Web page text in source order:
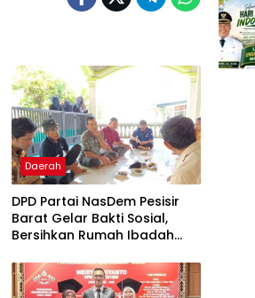
Daerah
DPD Partai NasDem Pesisir
Barat Gelar Bakti Sosial,
Bersihkan Rumah Ibadah
Gratis